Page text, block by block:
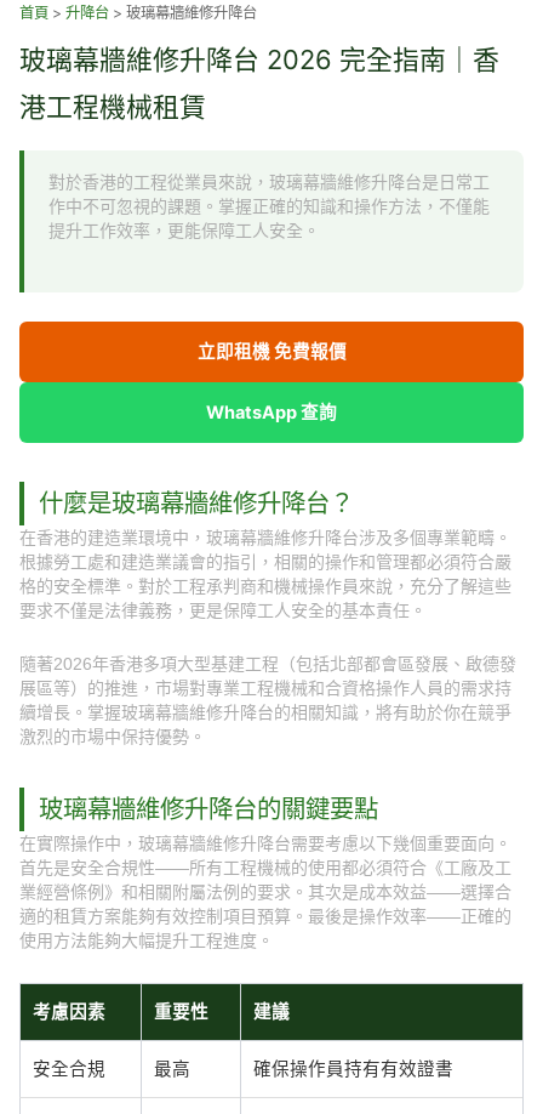
首頁 > 升降台 > 玻璃幕牆維修升降台
玻璃幕牆維修升降台 2026 完全指南｜香
港工程機械租賃
對於香港的工程從業員來說，玻璃幕牆維修升降台是日常工
作中不可忽視的課題。掌握正確的知識和操作方法，不僅能
提升工作效率，更能保障工人安全。
立即租機 免費報價
WhatsApp 查詢
什麼是玻璃幕牆維修升降台？
在香港的建造業環境中，玻璃幕牆維修升降台涉及多個專業範疇。
根據勞工處和建造業議會的指引，相關的操作和管理都必須符合嚴
格的安全標準。對於工程承判商和機械操作員來說，充分了解這些
要求不僅是法律義務，更是保障工人安全的基本責任。
隨著2026年香港多項大型基建工程（包括北部都會區發展、啟德發
展區等）的推進，市場對專業工程機械和合資格操作人員的需求持
續增長。掌握玻璃幕牆維修升降台的相關知識，將有助於你在競爭
激烈的市場中保持優勢。
玻璃幕牆維修升降台的關鍵要點
在實際操作中，玻璃幕牆維修升降台需要考慮以下幾個重要面向。
首先是安全合規性——所有工程機械的使用都必須符合《工廠及工
業經營條例》和相關附屬法例的要求。其次是成本效益——選擇合
適的租賃方案能夠有效控制項目預算。最後是操作效率——正確的
使用方法能夠大幅提升工程進度。
考慮因素 重要性 建議
安全合規 最高 確保操作員持有有效證書